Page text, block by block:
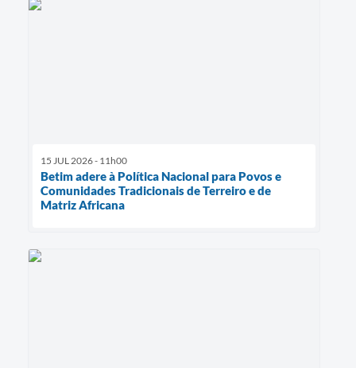
15 JUL 2026 - 11h00
Betim adere à Política Nacional para Povos e
Comunidades Tradicionais de Terreiro e de
Matriz Africana